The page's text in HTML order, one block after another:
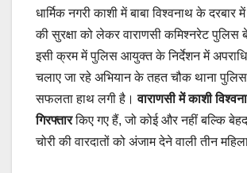
धार्मिक नगरी काशी में बाबा विश्वनाथ के
की सुरक्षा को लेकर वाराणसी कमिश्नरेट पुलिस
इसी क्रम में पुलिस आयुक्त के निर्देशन में
चलाए जा रहे अभियान के तहत चौक थाना
सफलता हाथ लगी है।वाराणसी में काशी
गिरफ्तारकिए गए हैं, जो कोई और नहीं बल्कि
चोरी की वारदातों को अंजाम देने वाली तीन